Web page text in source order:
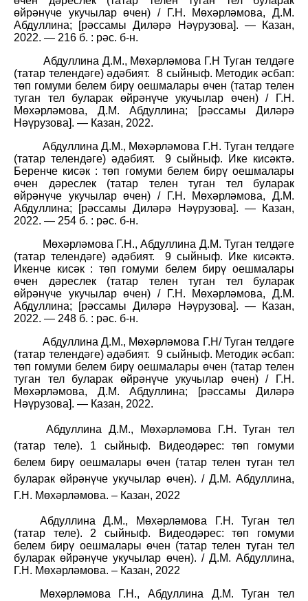
өйрәнүче укучылар өчен) / Г.Н. Мөхәрләмова, Д.М.
Абдуллина; [рәссамы Диләрә Нәүрузова]. — Казан,
2022. — 216 б. : рәс. б-н.
Абдуллина Д.М., Мөхәрләмова Г.Н Туган телдәге
(татар телендәге) әдәбият.
8 сыйныф. Методик әсбап:
төп гомуми белем бирү оешмалары өчен (татар телен
туган тел буларак өйрәнүче укучылар өчен) / Г.Н.
Мөхәрләмова, Д.М. Абдуллина; [рәссамы Диләрә
Нәүрузова]. — Казан, 2022.
Абдуллина Д.М., Мөхәрләмова Г.Н. Туган телдәге
(татар телендәге) әдәбият.
9 сыйныф. Ике кисәктә.
Беренче кисәк : төп гомуми белем бирү оешмалары
өчен дәреслек (татар телен туган тел буларак
өйрәнүче укучылар өчен) / Г.Н. Мөхәрләмова, Д.М.
Абдуллина; [рәссамы Диләрә Нәүрузова]. — Казан,
2022. — 254 б. : рәс. б-н.
Мөхәрләмова Г.Н., Абдуллина Д.М. Туган телдәге
(татар телендәге) әдәбият.
9 сыйныф. Ике кисәктә.
Икенче кисәк : төп гомуми белем бирү оешмалары
өчен дәреслек (татар телен туган тел буларак
өйрәнүче укучылар өчен) / Г.Н. Мөхәрләмова, Д.М.
Абдуллина; [рәссамы Диләрә Нәүрузова]. — Казан,
2022. — 248 б. : рәс. б-н.
Абдуллина Д.М., Мөхәрләмова Г.Н/ Туган телдәге
(татар телендәге) әдәбият.
9 сыйныф. Методик әсбап:
төп гомуми белем бирү оешмалары өчен (татар телен
туган тел буларак өйрәнүче укучылар өчен) / Г.Н.
Мөхәрләмова, Д.М. Абдуллина; [рәссамы Диләрә
Нәүрузова]. — Казан, 2022.
Абдуллина Д.М., Мөхәрләмова Г.Н. Туган тел
(татар теле). 1 сыйныф. Видеодәрес: төп гомуми
белем бирү оешмалары өчен (татар телен туган тел
буларак өйрәнүче укучылар өчен). / Д.М. Абдуллина,
Г.Н. Мөхәрләмова. – Казан, 2022
Абдуллина Д.М., Мөхәрләмова Г.Н. Туган тел
(татар теле). 2 сыйныф. Видеодәрес: төп гомуми
белем бирү оешмалары өчен (татар телен туган тел
буларак өйрәнүче укучылар өчен). / Д.М. Абдуллина,
Г.Н. Мөхәрләмова. – Казан, 2022
Мөхәрләмова Г.Н., Абдуллина Д.М. Туган тел